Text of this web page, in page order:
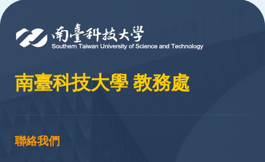
南臺科技大學 教務處
聯絡我們